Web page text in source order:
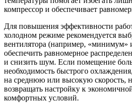
компрессор и обеспечивает
Для повышения эффективности
холодном режиме рекомендуется
вентилятора (например, «минимум»
обеспечить равномерное
и снизить шум. Если помещение
необходимость быстрого
на среднюю или высокую скорость,
возвращать настройку к
комфортных условий.